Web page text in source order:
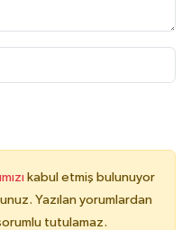
kabul etmiş bulunuyor
Yazılan yorumlardan
tutulamaz.